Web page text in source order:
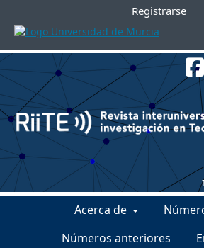
Registrarse
Acerca de
Números anteriores